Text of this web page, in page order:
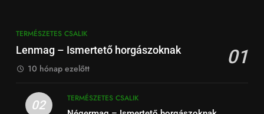
TERMÉSZETES CSALIK
Lenmag – Ismertető horgászoknak 01
10 hónap ezelőtt
02
TERMÉSZETES CSALIK